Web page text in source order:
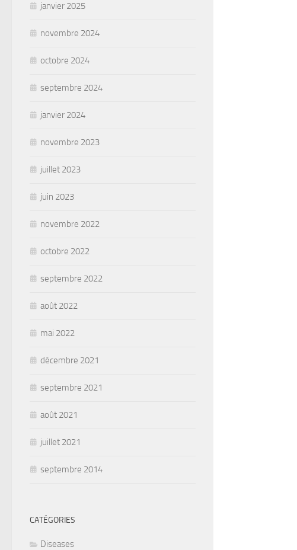
janvier 2025
novembre 2024
octobre 2024
septembre 2024
janvier 2024
novembre 2023
juillet 2023
juin 2023
novembre 2022
octobre 2022
septembre 2022
août 2022
mai 2022
décembre 2021
septembre 2021
août 2021
juillet 2021
septembre 2014
CATÉGORIES
Diseases